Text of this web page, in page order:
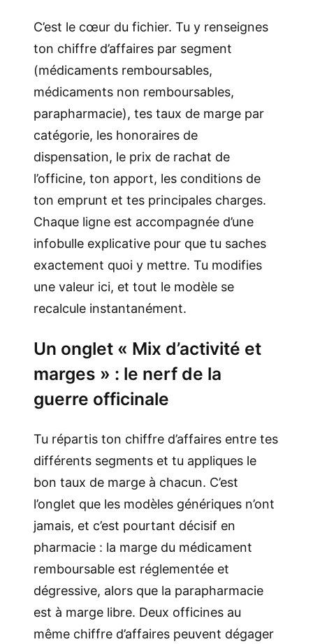
C’est le cœur du fichier. Tu y renseignes
ton chiffre d’affaires par segment
(médicaments remboursables,
médicaments non remboursables,
parapharmacie), tes taux de marge par
catégorie, les honoraires de
dispensation, le prix de rachat de
l’officine, ton apport, les conditions de
ton emprunt et tes principales charges.
Chaque ligne est accompagnée d’une
infobulle explicative pour que tu saches
exactement quoi y mettre. Tu modifies
une valeur ici, et tout le modèle se
recalcule instantanément.
Un onglet « Mix d’activité et
marges » : le nerf de la
guerre officinale
Tu répartis ton chiffre d’affaires entre tes
différents segments et tu appliques le
bon taux de marge à chacun. C’est
l’onglet que les modèles génériques n’ont
jamais, et c’est pourtant décisif en
pharmacie : la marge du médicament
remboursable est réglementée et
dégressive, alors que la parapharmacie
est à marge libre. Deux officines au
même chiffre d’affaires peuvent dégager